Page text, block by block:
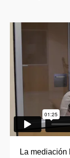
La